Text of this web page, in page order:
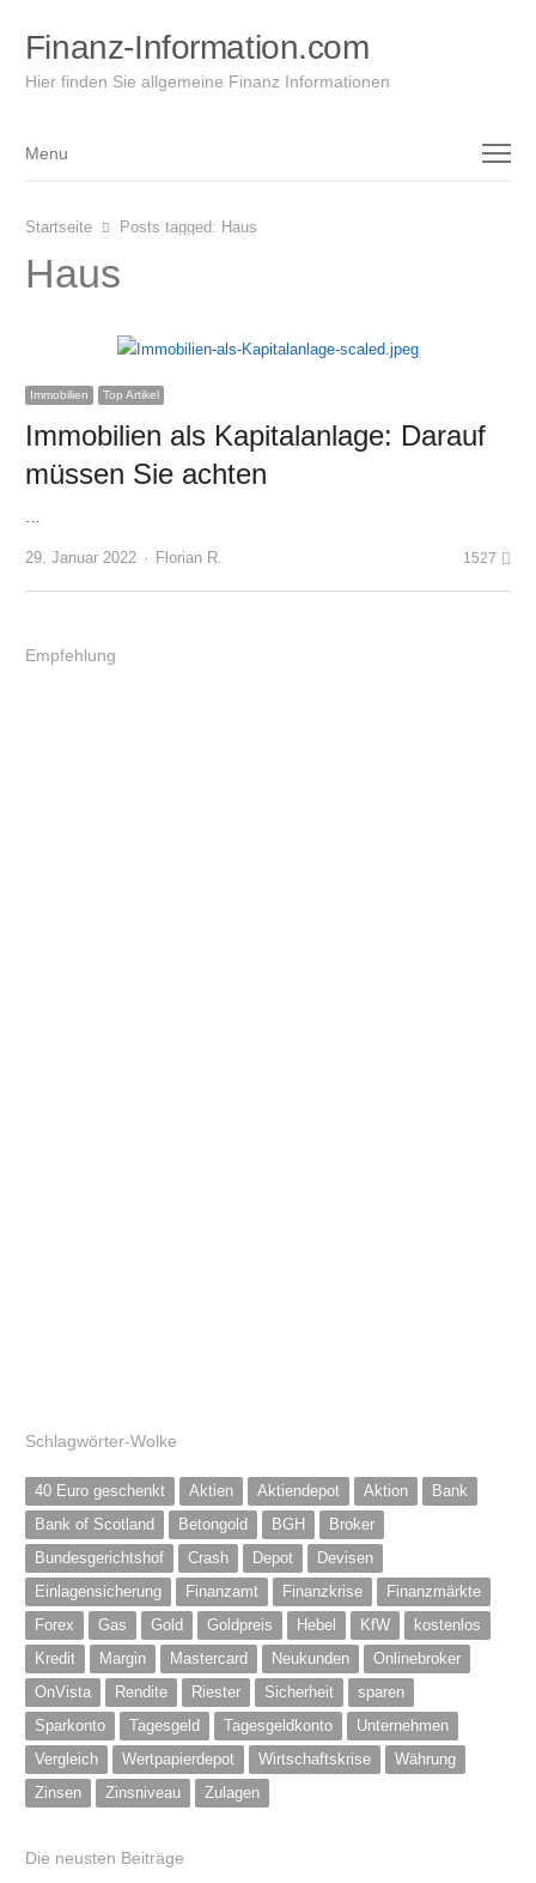
Finanz-Information.com
Hier finden Sie allgemeine Finanz Informationen
Menu
Menu
Startseite Posts tagged: Haus
Haus
Immobilien Top Artikel
Immobilien als Kapitalanlage: Darauf
müssen Sie achten
…
29. Januar 2022 Author
Florian R. 1527
Empfehlung
Schlagwörter-Wolke
40 Euro geschenkt Aktien Aktiendepot Aktion
Bank
Bank of Scotland
Betongold BGH
Broker
Bundesgerichtshof
Crash Depot
Devisen
Einlagensicherung
Finanzamt Finanzkrise
Finanzmärkte
Forex
Gas Gold Goldpreis Hebel KfW
kostenlos
Kredit
Margin Mastercard Neukunden
Onlinebroker
OnVista
Rendite Riester Sicherheit
sparen
Sparkonto
Tagesgeld Tagesgeldkonto
Unternehmen
Vergleich
Wertpapierdepot Wirtschaftskrise
Währung
Zinsen
Zinsniveau Zulagen
Die neusten Beiträge